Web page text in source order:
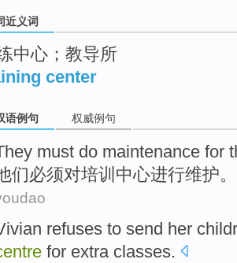
近义词
中心；教导所
center
语例句 权威例句
must do maintenance for
们必须对培训 中心进行维护。
ivian refuses to send her
for extra classes.